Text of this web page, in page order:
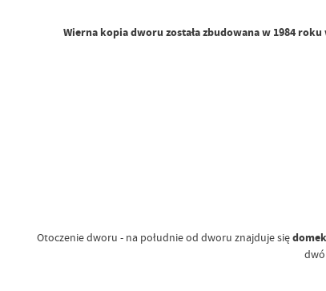
Wierna kopia dworu została zbudowana w 1984
Otoczenie dworu - na południe od dworu znajduje się